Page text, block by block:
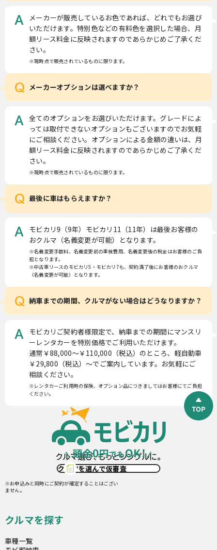
A
メーカーが販売しているお色であれば、どれでもお選び
いただけます。特別色などの有料色を選択した場合、月
額リース料金に反映されますのであらかじめご了承くだ
さい。
※現時点で販売されているものに限ります。
Q メーカーオプションは選べますか？
A
全てのオプションをお選びいただけます。グレードによ
っては取付できないオプションもございますのでお気軽
にご相談ください。オプションによる金額の違いは、月
額リース料金に反映されますのであらかじめご了承くだ
さい。
※現時点で販売されているものに限ります。
Q 最後に車はもらえますか？
A
モビカリ9（9年）モビカリ11（11年）は最後お客様の
おクルマ（名義変更が可能）となります。
※名義変更手数料、名義変更前の車検費用、名義変更後の税金はお客様のご負
担となります。
※中古車リースのモビカリ5・モビカリ7も、契約満了後にお客様のおクルマ
（名義変更が可能）となります。
Q 納車までの期間、クルマがない場合はどうなりますか？
A
モビカリご契約者様限定で、納車までの期間にマンスリ
ーレンタカーを特別価格でご利用いただけます。
通常￥88,000〜￥110,000（税込）のところ、軽自動車
￥29,800（税込）〜でご案内しています。お気軽にご
相談ください。
※レンタカーご利用時の保険、オプション品につきましてはお客様にてご負担
ください。
クルマを選んで仮審査
※お申込みと同時にご契約が確定することはござい
ません。
クルマを探す
車種一覧